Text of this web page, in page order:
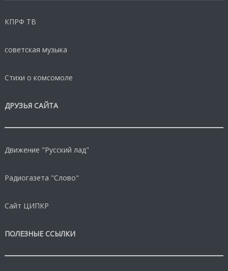
КПРФ ТВ
советская музыка
Стихи о комсомоле
ДРУЗЬЯ САЙТА
Движение "Русский лад"
Радиогазета "Слово"
Сайт ЦИПКР
ПОЛЕЗНЫЕ ССЫЛКИ